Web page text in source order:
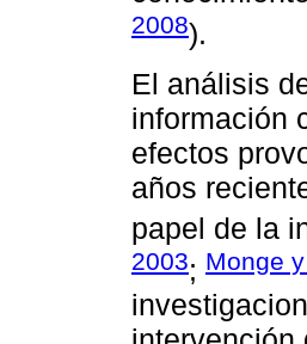
2008).
El análisis
información
efectos
años
papel de la
2003; Monge